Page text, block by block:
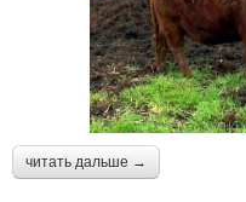
читать дальше →